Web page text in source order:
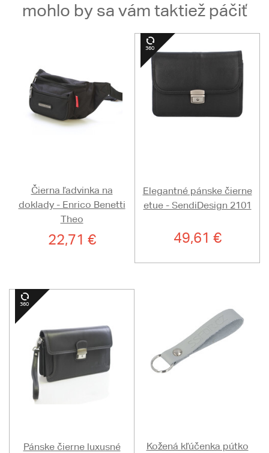
mohlo by sa vám taktiež páčiť
Čierna ľadvinka na
doklady - Enrico Benetti
Theo
22,71 €
Elegantné pánske čierne
etue - SendiDesign 2101
49,61 €
Pánske čierne luxusné
Kožená kľúčenka pútko